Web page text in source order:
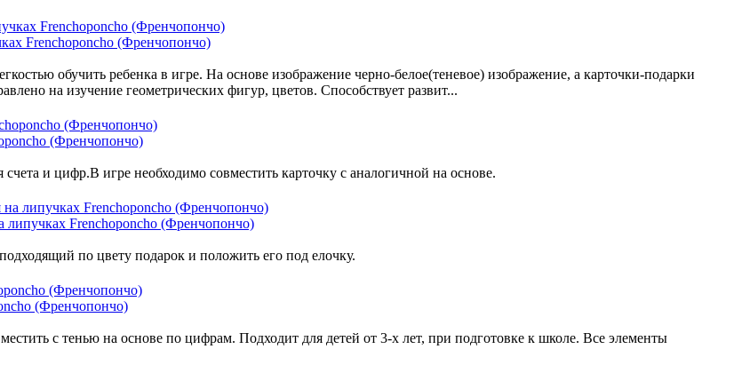
Frenchoponcho (Френчопончо)
обучить ребенка в игре. На основе изображение черно-белое(теневое) изображение, а карточки-подарки
на изучение геометрических фигур, цветов. Способствует развит...
(Френчопончо)
и цифр.В игре необходимо совместить карточку с аналогичной на основе.
липучках Frenchoponcho (Френчопончо)
по цвету подарок и положить его под елочку.
(Френчопончо)
с тенью на основе по цифрам. Подходит для детей от 3-х лет, при подготовке к школе. Все элементы